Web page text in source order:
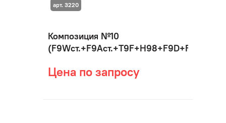
Композиция №10
Цена по запросу
арт. 3220